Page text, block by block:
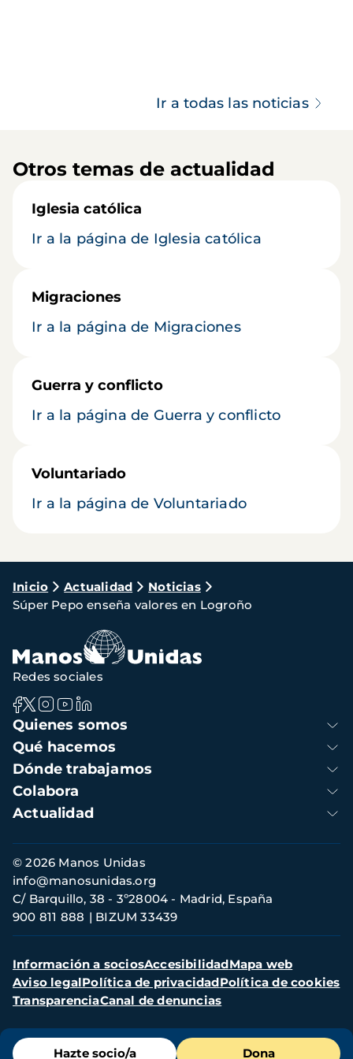
Ir a todas las noticias
Otros temas de actualidad
Iglesia católica
Ir a la página de Iglesia católica
Migraciones
Ir a la página de Migraciones
Guerra y conflicto
Ir a la página de Guerra y conflicto
Voluntariado
Ir a la página de Voluntariado
Ruta
de
navegación
Inicio Actualidad
Noticias
Súper Pepo enseña valores en Logroño
Menú
Hazte socio/a Dona
Navegación
principal
Quienes somos
Qué hacemos
Dónde trabajamos
Colabora
Actualidad
Redes sociales
Información
de
contacto
© 2026 Manos Unidas
C/ Barquillo, 38 - 3º28004 - Madrid, España
900 811 888
BIZUM 33439
info@manosunidas.org
Menú
secundario
Información a sociosAccesibilidadMapa web
Aviso legalPolítica de privacidadPolítica de cookies
TransparenciaCanal de denuncias